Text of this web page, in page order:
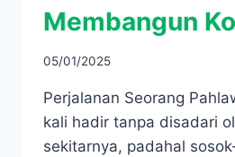
Membangun
05/01/2025
Perjalanan Seorang
kali hadir tanpa disadari
sekitarnya, padahal